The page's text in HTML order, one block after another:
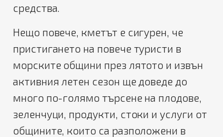
средства.
Нещо повече, кметът е сигурен, че
пристигането на повече туристи в
морските общини през лятото и извън
активния летен сезон ще доведе до
много по-голямо търсене на плодове,
зеленчуци, продукти, стоки и услуги от
общините, които са разположени в